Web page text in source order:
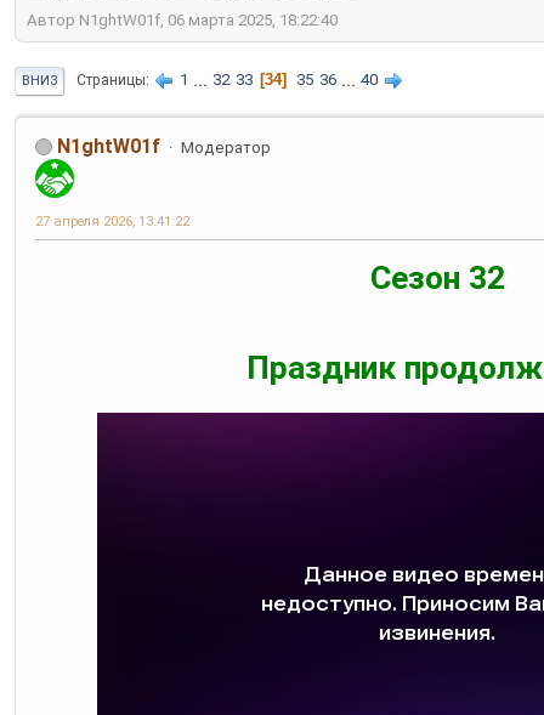
Автор N1ghtW01f, 06 марта 2025, 18:22:40
ВНИЗ Страницы 1 ... 32 33 34 35 36 ... 40
N1ghtW01f Модератор
27 апреля 2026, 13:41:22
Сезон 32
Праздник